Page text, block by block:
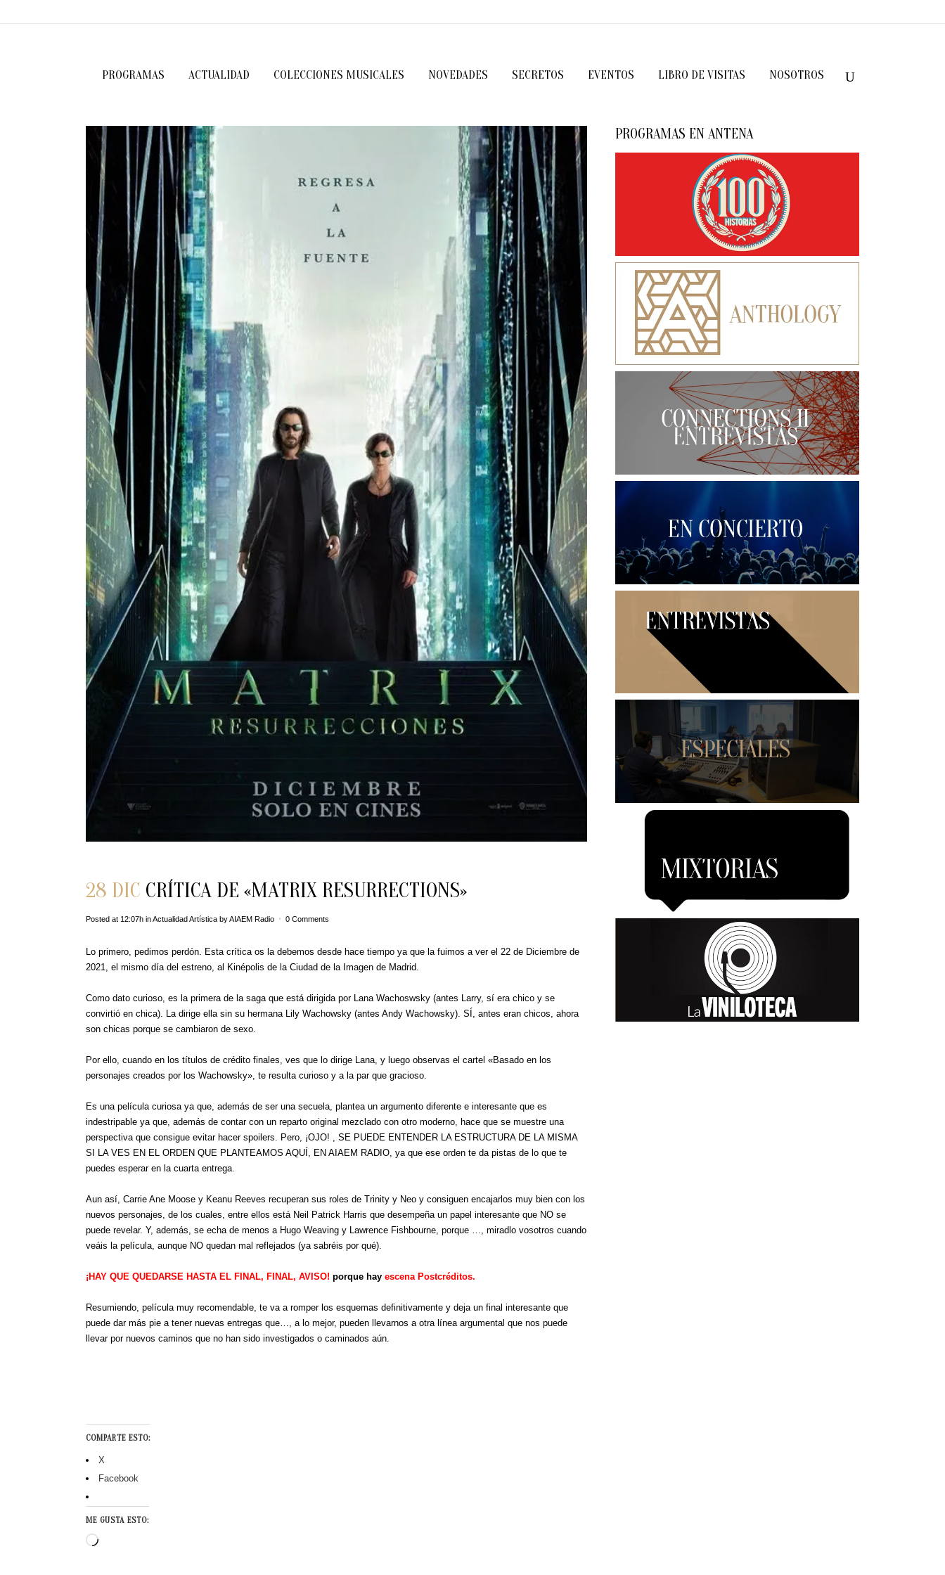
PROGRAMAS ACTUALIDAD COLECCIONES MUSICALES NOVEDADES SECRETOS EVENTOS LIBRO DE VISITAS NOSOTROS
28 DIC CRÍTICA DE «MATRIX RESURRECTIONS»
Posted at 12:07h inActualidad Artística byAIAEM Radio 0 Comments
Lo primero, pedimos perdón. Esta crítica os la debemos desde hace tiempo ya que la fuimos a ver el 22 de Diciembre de
2021, el mismo día del estreno, al Kinépolis de la Ciudad de la Imagen de Madrid.
Como dato curioso, es la primera de la saga que está dirigida por Lana Wachoswsky (antes Larry, sí era chico y se
convirtió en chica). La dirige ella sin su hermana Lily Wachowsky (antes Andy Wachowsky). SÍ, antes eran chicos, ahora
son chicas porque se cambiaron de sexo.
Por ello, cuando en los títulos de crédito finales, ves que lo dirige Lana, y luego observas el cartel «Basado en los
personajes creados por los Wachowsky», te resulta curioso y a la par que gracioso.
Es una película curiosa ya que, además de ser una secuela, plantea un argumento diferente e interesante que es
indestripable ya que, además de contar con un reparto original mezclado con otro moderno, hace que se muestre una
perspectiva que consigue evitar hacer spoilers. Pero, ¡OJO! , SE PUEDE ENTENDER LA ESTRUCTURA DE LA MISMA
SI LA VES EN EL ORDEN QUE PLANTEAMOS AQUÍ, EN AIAEM RADIO, ya que ese orden te da pistas de lo que te
puedes esperar en la cuarta entrega.
Aun así, Carrie Ane Moose y Keanu Reeves recuperan sus roles de Trinity y Neo y consiguen encajarlos muy bien con los
nuevos personajes, de los cuales, entre ellos está Neil Patrick Harris que desempeña un papel interesante que NO se
puede revelar. Y, además, se echa de menos a Hugo Weaving y Lawrence Fishbourne, porque …, miradlo vosotros cuando
veáis la película, aunque NO quedan mal reflejados (ya sabréis por qué).
¡HAY QUE QUEDARSE HASTA EL FINAL, FINAL, AVISO! porque hay escena Postcréditos.
Resumiendo, película muy recomendable, te va a romper los esquemas definitivamente y deja un final interesante que
puede dar más pie a tener nuevas entregas que…, a lo mejor, pueden llevarnos a otra línea argumental que nos puede
llevar por nuevos caminos que no han sido investigados o caminados aún.
COMPARTE ESTO:
X
Facebook
ME GUSTA ESTO:
Cargando...
PROGRAMAS EN ANTENA